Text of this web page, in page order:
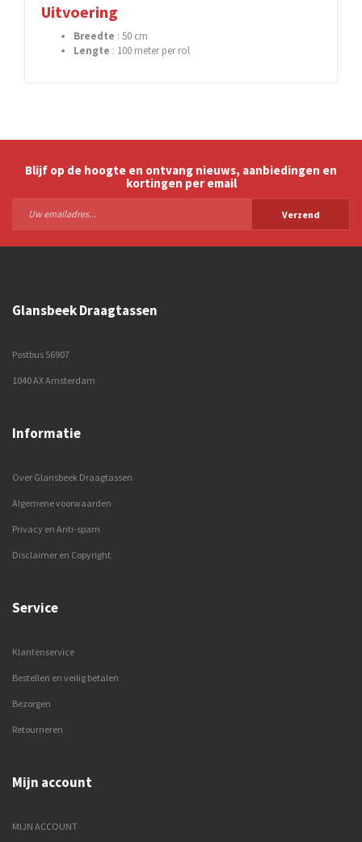
Uitvoering
Breedte : 50 cm
Lengte : 100 meter per rol
Blijf op de hoogte en ontvang nieuws, aanbiedingen en
kortingen per email
Verzend
Glansbeek Draagtassen
Postbus 56907
1040 AX Amsterdam
Informatie
Over Glansbeek Draagtassen
Algemene voorwaarden
Privacy en Anti-spam
Disclaimer en Copyright
Service
Klantenservice
Bestellen en veilig betalen
Bezorgen
Retourneren
Mijn account
MIJN ACCOUNT